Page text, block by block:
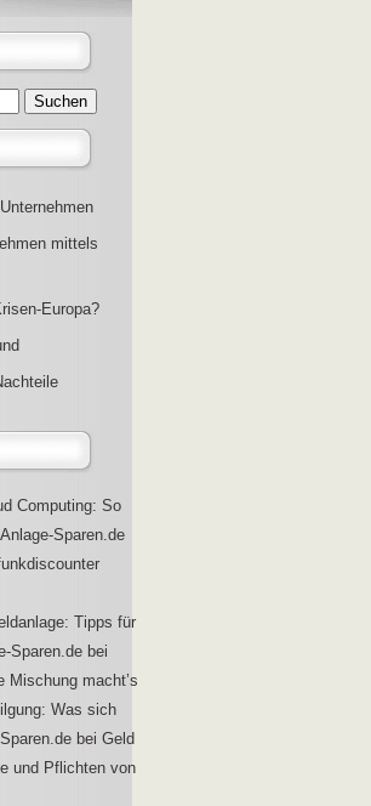
mittels
Europa?
Computing: So
Sparen.de
Tipps für
Sparen.de bei
Mischung macht’s
Was sich
bei Geld
und Pflichten von